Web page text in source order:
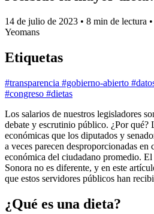
14 de julio de 2023 • 8 min de lectura •
Yeomans
Etiquetas
#transparencia #gobierno-abierto
#congreso #dietas
Los salarios de nuestros legisladores
debate y escrutinio público. ¿Por qué?
económicas que los diputados y
a veces parecen desproporcionadas
económica del ciudadano promedio.
Sonora no es diferente, y en este
que estos servidores públicos han
¿Qué es una dieta?